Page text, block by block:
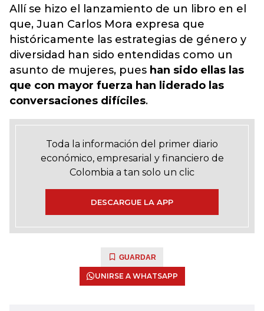
Allí se hizo el lanzamiento de un libro en el
que, Juan Carlos Mora expresa que
históricamente las estrategias de género y
diversidad han sido entendidas como un
asunto de mujeres, pues han sido ellas las
que con mayor fuerza han liderado las
conversaciones difíciles.
Toda la información del primer diario
económico, empresarial y financiero de
Colombia a tan solo un clic
DESCARGUE LA APP
GUARDAR
UNIRSE A WHATSAPP